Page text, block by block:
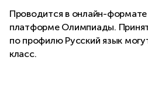
Проводится в онлайн-формате
платформе Олимпиады.
по профилю Русский язык
класс.